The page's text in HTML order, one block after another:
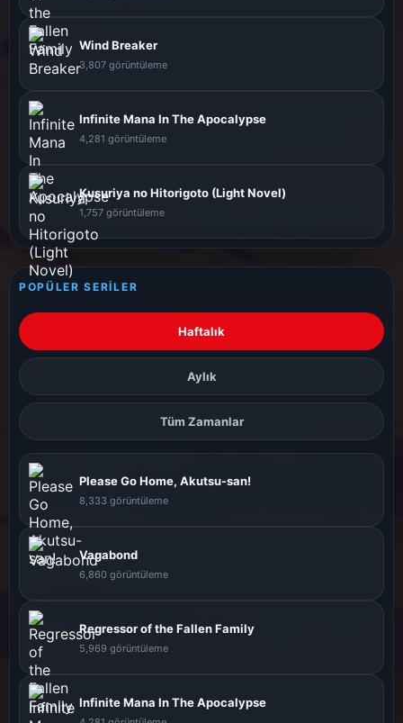
Wind Breaker
3,807 görüntüleme
Infinite Mana In The Apocalypse
4,281 görüntüleme
Kusuriya no Hitorigoto (Light Novel)
1,757 görüntüleme
POPÜLER SERILER
Haftalık
Aylık
Tüm Zamanlar
Please Go Home, Akutsu-san!
8,333 görüntüleme
Vagabond
6,860 görüntüleme
Regressor of the Fallen Family
5,969 görüntüleme
Infinite Mana In The Apocalypse